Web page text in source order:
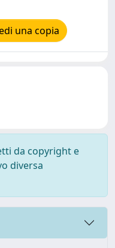
una copia
da copyright e
diversa